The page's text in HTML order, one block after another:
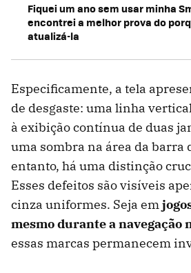
Fiquei um ano sem usar minha
encontrei a melhor prova do
atualizá-la
Especificamente, a tela
de desgaste: uma linha
à exibição contínua de duas
uma sombra na área da barra
entanto, há uma distinção
Esses defeitos são visíveis
cinza uniformes. Seja em
mesmo durante a navegação
essas marcas permanecem